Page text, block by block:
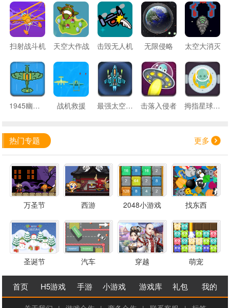
扫射战斗机 天空大作战 击毁无人机 无限侵略 太空大消灭
1945幽灵模式 战机救援 最强太空战机 击落入侵者 拇指星球之战
热门专题 更多
万圣节 西游 2048小游戏 找东西
圣诞节 汽车 穿越 萌宠
首页 H5游戏 手游 小游戏 游戏库 礼包 我的